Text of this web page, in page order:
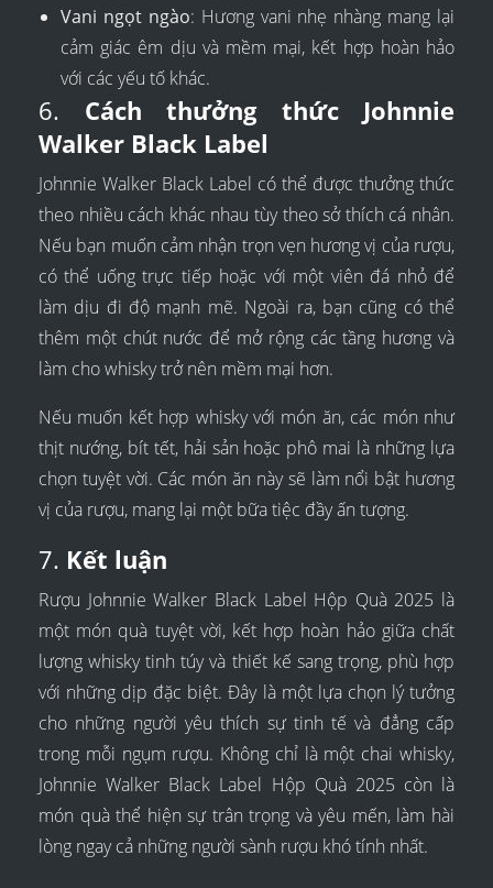
Vani ngọt ngào: Hương vani nhẹ nhàng mang lại
cảm giác êm dịu và mềm mại, kết hợp hoàn hảo
với các yếu tố khác.
6. Cách thưởng thức Johnnie
Walker Black Label
Johnnie Walker Black Label có thể được thưởng thức
theo nhiều cách khác nhau tùy theo sở thích cá nhân.
Nếu bạn muốn cảm nhận trọn vẹn hương vị của rượu,
có thể uống trực tiếp hoặc với một viên đá nhỏ để
làm dịu đi độ mạnh mẽ. Ngoài ra, bạn cũng có thể
thêm một chút nước để mở rộng các tầng hương và
làm cho whisky trở nên mềm mại hơn.
Nếu muốn kết hợp whisky với món ăn, các món như
thịt nướng, bít tết, hải sản hoặc phô mai là những lựa
chọn tuyệt vời. Các món ăn này sẽ làm nổi bật hương
vị của rượu, mang lại một bữa tiệc đầy ấn tượng.
7. Kết luận
Rượu Johnnie Walker Black Label Hộp Quà 2025 là
một món quà tuyệt vời, kết hợp hoàn hảo giữa chất
lượng whisky tinh túy và thiết kế sang trọng, phù hợp
với những dịp đặc biệt. Đây là một lựa chọn lý tưởng
cho những người yêu thích sự tinh tế và đẳng cấp
trong mỗi ngụm rượu. Không chỉ là một chai whisky,
Johnnie Walker Black Label Hộp Quà 2025 còn là
món quà thể hiện sự trân trọng và yêu mến, làm hài
lòng ngay cả những người sành rượu khó tính nhất.